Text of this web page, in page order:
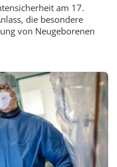
am 17.
die besondere
von Neugeborenen